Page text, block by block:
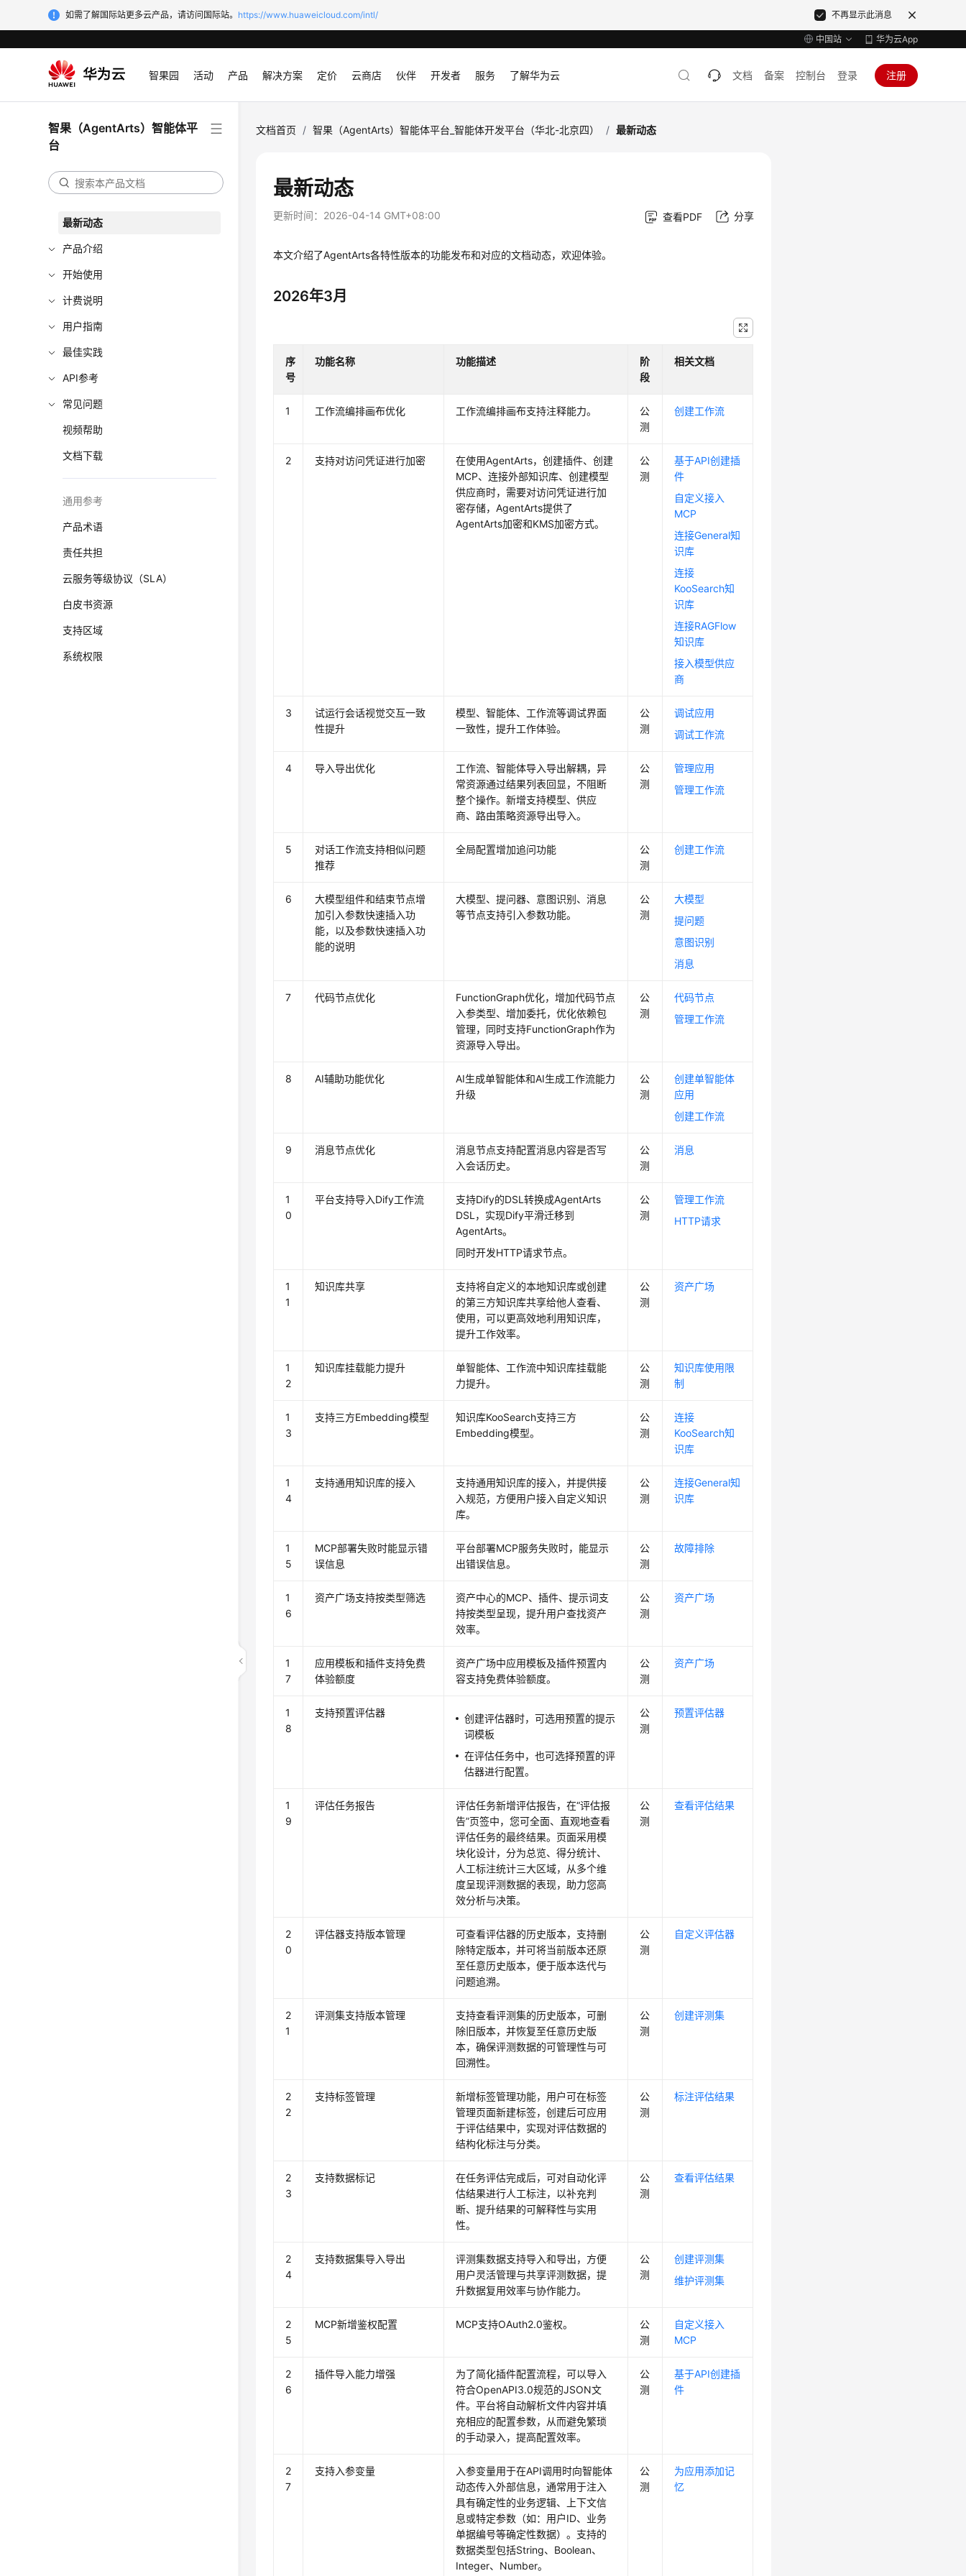
如需了解国际站更多云产品，请访问国际站。 https://www.huaweicloud.com/intl/ 不再显示此消息
中国站 华为云App
智果园 活动 产品 解决方案 定价 云商店 伙伴 开发者 服务 了解华为云 文档 备案 控制台 登录 注册
智果（AgentArts）智能体平
台
最新动态
产品介绍
开始使用
计费说明
用户指南
最佳实践
API参考
常见问题
视频帮助
文档下载
通用参考
产品术语
责任共担
云服务等级协议（SLA）
白皮书资源
支持区域
系统权限
文档首页 / 智果（AgentArts）智能体平台_智能体开发平台（华北-北京四） / 最新动态
最新动态
更新时间： 2026-04-14 GMT+08:00 查看PDF 分享
本文介绍了AgentArts各特性版本的功能发布和对应的文档动态，欢迎体验。
2026年3月
序
号
功能名称 功能描述
阶
段
相关文档
1 工作流编排画布优化 工作流编排画布支持注释能力。
公
测
创建工作流
2 支持对访问凭证进行加密
在使用AgentArts，创建插件、创建
MCP、连接外部知识库、创建模型
供应商时，需要对访问凭证进行加
密存储，AgentArts提供了
AgentArts加密和KMS加密方式。
公
测
基于API创建插
件
自定义接入
MCP
连接General知
识库
连接
KooSearch知
识库
连接RAGFlow
知识库
接入模型供应
商
3
试运行会话视觉交互一致
性提升
模型、智能体、工作流等调试界面
一致性，提升工作体验。
公
测
调试应用
调试工作流
4 导入导出优化
工作流、智能体导入导出解耦，异
常资源通过结果列表回显，不阻断
整个操作。新增支持模型、供应
商、路由策略资源导出导入。
公
测
管理应用
管理工作流
5
对话工作流支持相似问题
推荐
全局配置增加追问功能
公
测
创建工作流
6
大模型组件和结束节点增
加引入参数快速插入功
能，以及参数快速插入功
能的说明
大模型、提问器、意图识别、消息
等节点支持引入参数功能。
公
测
大模型
提问题
意图识别
消息
7 代码节点优化
FunctionGraph优化，增加代码节点
入参类型、增加委托，优化依赖包
管理，同时支持FunctionGraph作为
资源导入导出。
公
测
代码节点
管理工作流
8 AI辅助功能优化
AI生成单智能体和AI生成工作流能力
升级
公
测
创建单智能体
应用
创建工作流
9 消息节点优化
消息节点支持配置消息内容是否写
入会话历史。
公
测
消息
1
0
平台支持导入Dify工作流
支持Dify的DSL转换成AgentArts
DSL，实现Dify平滑迁移到
AgentArts。
同时开发HTTP请求节点。
公
测
管理工作流
HTTP请求
1
1
知识库共享
支持将自定义的本地知识库或创建
的第三方知识库共享给他人查看、
使用，可以更高效地利用知识库，
提升工作效率。
公
测
资产广场
1
2
知识库挂载能力提升
单智能体、工作流中知识库挂载能
力提升。
公
测
知识库使用限
制
1
3
支持三方Embedding模型
知识库KooSearch支持三方
Embedding模型。
公
测
连接
KooSearch知
识库
1
4
支持通用知识库的接入
支持通用知识库的接入，并提供接
入规范，方便用户接入自定义知识
库。
公
测
连接General知
识库
1
5
MCP部署失败时能显示错
误信息
平台部署MCP服务失败时，能显示
出错误信息。
公
测
故障排除
1
6
资产广场支持按类型筛选
资产中心的MCP、插件、提示词支
持按类型呈现，提升用户查找资产
效率。
公
测
资产广场
1
7
应用模板和插件支持免费
体验额度
资产广场中应用模板及插件预置内
容支持免费体验额度。
公
测
资产广场
1
8
支持预置评估器
创建评估器时，可选用预置的提示
词模板
在评估任务中，也可选择预置的评
估器进行配置。
公
测
预置评估器
1
9
评估任务报告 评估任务新增评估报告，在“评估报
告”页签中，您可全面、直观地查看
评估任务的最终结果。页面采用模
块化设计，分为总览、得分统计、
人工标注统计三大区域，从多个维
度呈现评测数据的表现，助力您高
效分析与决策。
公
测
查看评估结果
2
0
评估器支持版本管理
可查看评估器的历史版本，支持删
除特定版本，并可将当前版本还原
至任意历史版本，便于版本迭代与
问题追溯。
公
测
自定义评估器
2
1
评测集支持版本管理
支持查看评测集的历史版本，可删
除旧版本，并恢复至任意历史版
本，确保评测数据的可管理性与可
回溯性。
公
测
创建评测集
2
2
支持标签管理
新增标签管理功能，用户可在标签
管理页面新建标签，创建后可应用
于评估结果中，实现对评估数据的
结构化标注与分类。
公
测
标注评估结果
2
3
支持数据标记
在任务评估完成后，可对自动化评
估结果进行人工标注，以补充判
断、提升结果的可解释性与实用
性。
公
测
查看评估结果
2
4
支持数据集导入导出
评测集数据支持导入和导出，方便
用户灵活管理与共享评测数据，提
升数据复用效率与协作能力。
公
测
创建评测集
维护评测集
2
5
MCP新增鉴权配置 MCP支持OAuth2.0鉴权。
公
测
自定义接入
MCP
2
6
插件导入能力增强
为了简化插件配置流程，可以导入
符合OpenAPI3.0规范的JSON文
件。平台将自动解析文件内容并填
充相应的配置参数，从而避免繁琐
的手动录入，提高配置效率。
公
测
基于API创建插
件
2
7
支持入参变量
入参变量用于在API调用时向智能体
动态传入外部信息，通常用于注入
具有确定性的业务逻辑、上下文信
息或特定参数（如：用户ID、业务
单据编号等确定性数据）。支持的
数据类型包括String、Boolean、
Integer、Number。
公
测
为应用添加记
忆